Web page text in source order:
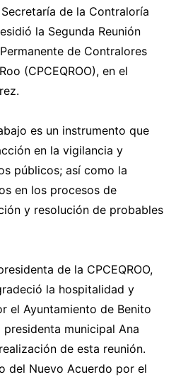
de la Contraloría
la Segunda Reunión
de Contralores
(CPCEQROO), en el
es un instrumento que
en la vigilancia y
públicos; así como la
en los procesos de
y resolución de probables
de la CPCEQROO,
la hospitalidad y
el Ayuntamiento de Benito
municipal Ana
de esta reunión.
del Nuevo Acuerdo por el